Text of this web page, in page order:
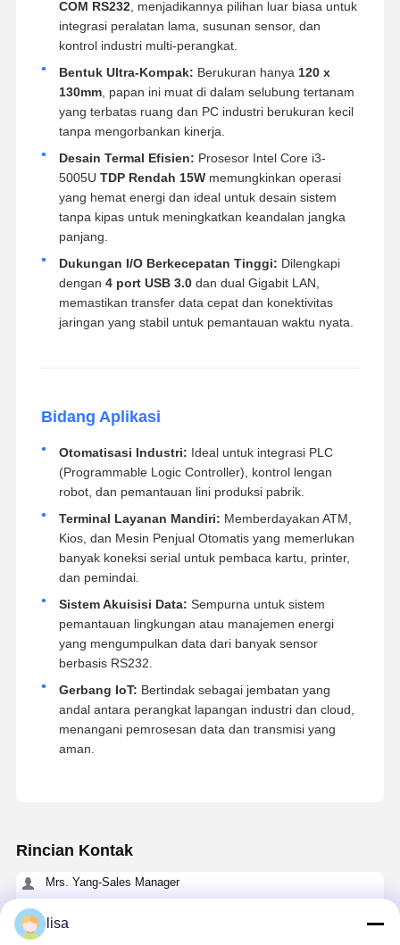
COM RS232, menjadikannya pilihan luar biasa untuk
integrasi peralatan lama, susunan sensor, dan
kontrol industri multi-perangkat.
Bentuk Ultra-Kompak: Berukuran hanya 120 x
130mm, papan ini muat di dalam selubung tertanam
yang terbatas ruang dan PC industri berukuran kecil
tanpa mengorbankan kinerja.
Desain Termal Efisien: Prosesor Intel Core i3-
5005U TDP Rendah 15Wmemungkinkan operasi
yang hemat energi dan ideal untuk desain sistem
tanpa kipas untuk meningkatkan keandalan jangka
panjang.
Dukungan I/O Berkecepatan Tinggi: Dilengkapi
dengan 4 port USB 3.0dan dual Gigabit LAN,
memastikan transfer data cepat dan konektivitas
jaringan yang stabil untuk pemantauan waktu nyata.
Bidang Aplikasi
Otomatisasi Industri: Ideal untuk integrasi PLC
(Programmable Logic Controller), kontrol lengan
robot, dan pemantauan lini produksi pabrik.
Terminal Layanan Mandiri: Memberdayakan ATM,
Kios, dan Mesin Penjual Otomatis yang memerlukan
banyak koneksi serial untuk pembaca kartu, printer,
dan pemindai.
Sistem Akuisisi Data: Sempurna untuk sistem
pemantauan lingkungan atau manajemen energi
yang mengumpulkan data dari banyak sensor
berbasis RS232.
Gerbang IoT: Bertindak sebagai jembatan yang
andal antara perangkat lapangan industri dan cloud,
menangani pemrosesan data dan transmisi yang
aman.
Rincian Kontak
Mrs. Yang-Sales Manager
Gankeng, Subdistrik Buji, Distrik Longgang, Shenzhen.
lisa